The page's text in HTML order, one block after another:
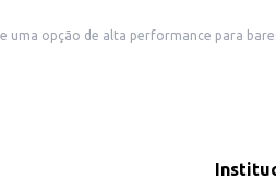
alta performance para bares, restaurantes, e
praticidade e um produto reconhecido.
praticidade e economia para